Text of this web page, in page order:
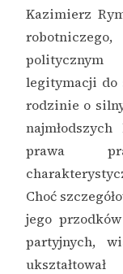
Kazimierz
legitymacji do
rodzinie o
prawa
Choć
jego
partyjnych,